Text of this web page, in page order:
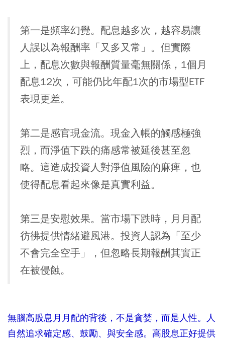
第一是頻率幻覺。配息越多次，越容易讓
人誤以為報酬率「又多又常」。但實際
上，配息次數與報酬質量毫無關係，1個月
配息12次，可能仍比年配1次的市場型ETF
表現更差。
第二是感官現金流。現金入帳的觸感極強
烈，而淨值下跌的痛感常被延後甚至忽
略。這造成投資人對淨值風險的麻痺，也
使得配息看起來像是真實利益。
第三是安慰效果。當市場下跌時，月月配
彷彿提供情緒避風港。投資人認為「至少
不會完全空手」，但忽略長期報酬其實正
在被侵蝕。
無腦高股息月月配的背後，不是貪婪，而是人性。人
自然追求確定感、鼓勵、與安全感。高股息正好提供